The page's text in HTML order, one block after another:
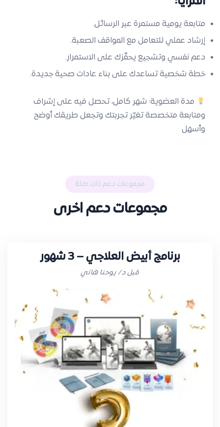
متابعة يومية مستمرة عبر الرسائل.
إرشاد عملي للتعامل مع المواقف الصعبة.
دعم نفسي وتشجيع يحفّزك على الاستمرار.
خطة شخصية تساعدك على بناء عادات صحية جديدة.
مدة العضوية: شهر كامل، تحصل فيه على إشراف
ومتابعة متخصصة تغيّر تجربتك وتجعل طريقك أوضح
وأسهل
مجموعات دعم ذات صلة
مجموعات دعم اخرى
برنامج أبيض العلاجي – 3 شهور
قبل د/ يوحنا هاني